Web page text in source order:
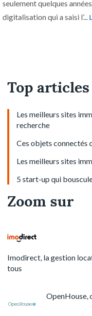
seulement quelques
digitalisation qui a saisi l’...
Top articles
Les meilleurs sites
recherche
Ces objets connectés
Les meilleurs sites
5 start-up qui
Zoom sur
Imodirect, la gestion
tous
OpenHouse,